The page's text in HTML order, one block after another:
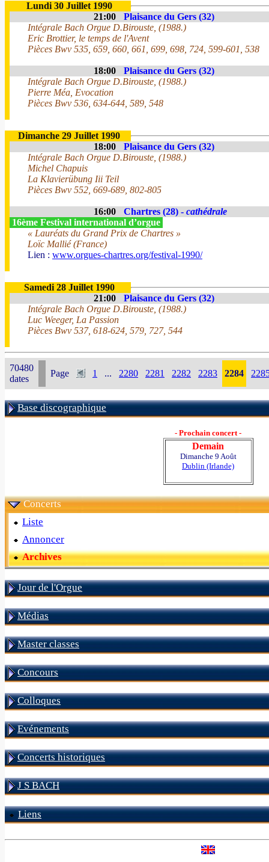
Lundi 30 Juillet 1990
21:00
Plaisance du Gers (32)
Intégrale Bach Orgue D.Birouste, (1988.)
Eric Brottier, le temps de l'Avent
Pièces Bwv 535, 659, 660, 661, 699, 698, 724, 599-601, 538
18:00
Plaisance du Gers (32)
Intégrale Bach Orgue D.Birouste, (1988.)
Pierre Méa, Evocation
Pièces Bwv 536, 634-644, 589, 548
Dimanche 29 Juillet 1990
18:00
Plaisance du Gers (32)
Intégrale Bach Orgue D.Birouste, (1988.)
Michel Chapuis
La Klavierübung Iii Teil
Pièces Bwv 552, 669-689, 802-805
16:00 Chartres (28) - cathédrale
16ème Festival international d’orgue
« Lauréats du Grand Prix de Chartres »
Loïc Mallié (France)
Lien : www.orgues-chartres.org/festival-1990/
Samedi 28 Juillet 1990
21:00
Plaisance du Gers (32)
Intégrale Bach Orgue D.Birouste, (1988.)
Luc Weeger, La Passion
Pièces Bwv 537, 618-624, 579, 727, 544
70480
dates
Page 1 ... 2280 2281 2282 2283 2284
Base discographique
- Prochain concert -
Demain
Dimanche 9 Août
Dublin (Irlande)
Concerts
Liste
Annoncer
Archives
Jour de l'Orgue
Médias
Master classes
Concours
Colloques
Evénements
Concerts historiques
J S BACH
Liens